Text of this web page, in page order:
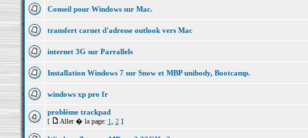
Conseil pour Windows sur Mac.
transfert carnet d'adresse outlook vers Mac
internet 3G sur Parrallels
Installation Windows 7 sur Snow et MBP unibody, Bootcamp.
windows xp pro fr
problème trackpad
[ Aller � la page: 1 2]